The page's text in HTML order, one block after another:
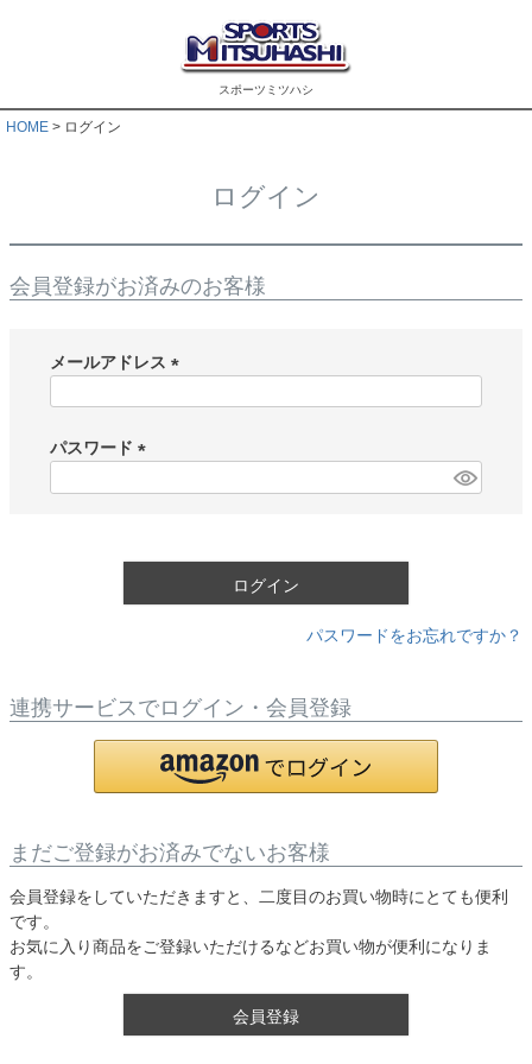
スポーツミツハシ
HOME ログイン
ログイン
会員登録がお済みのお客様
メールアドレス
)
パスワード
ログイン
パスワードをお忘れですか？
連携サービスでログイン・会員登録
まだご登録がお済みでないお客様
会員登録をしていただきますと、二度目のお買い物時にとても便利
です。
お気に入り商品をご登録いただけるなどお買い物が便利になりま
す。
会員登録